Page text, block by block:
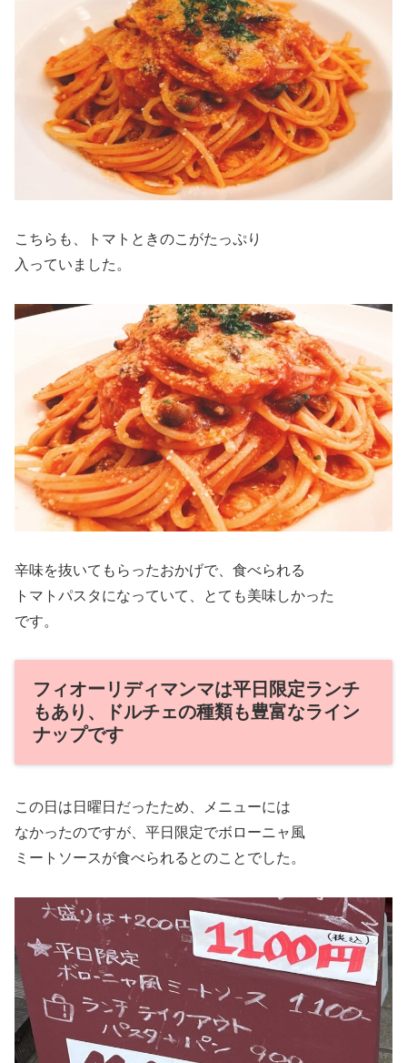
こちらも、トマトときのこがたっぷり
入っていました。
辛味を抜いてもらったおかげで、食べられる
トマトパスタになっていて、とても美味しかった
です。
フィオーリディマンマは平日限定ランチ
もあり、ドルチェの種類も豊富なライン
ナップです
この日は日曜日だったため、メニューには
なかったのですが、平日限定でボローニャ風
ミートソースが食べられるとのことでした。